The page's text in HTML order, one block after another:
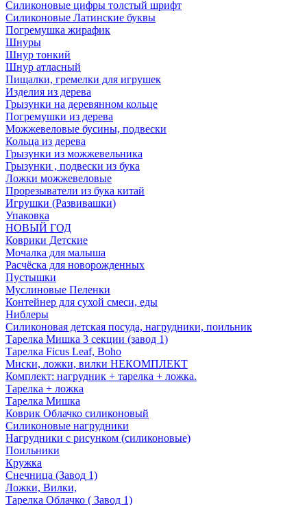
Силиконовые цифры толстый шрифт
Силиконовые Латинские буквы
Погремушка жирафик
Шнуры
Шнур тонкий
Шнур атласный
Пищалки, гремелки для игрушек
Изделия из дерева
Грызунки на деревянном кольце
Погремушки из дерева
Можжевеловые бусины, подвески
Кольца из дерева
Грызунки из можжевельника
Грызунки , подвески из бука
Ложки можжевеловые
Прорезыватели из бука китай
Игрушки (Развивашки)
Упаковка
НОВЫЙ ГОД
Коврики Детские
Мочалка для малыша
Расчёска для новорожденных
Пустышки
Муслиновые Пеленки
Контейнер для сухой смеси, еды
Ниблеры
Силиконовая детская посуда, нагрудники, поильник
Тарелка Мишка 3 секции (завод 1)
Тарелка Ficus Leaf, Boho
Миски, ложки, вилки НЕКОМПЛЕКТ
Комплект: нагрудник + тарелка + ложка.
Тарелка + ложка
Тарелка Мишка
Коврик Облачко силиконовый
Силиконовые нагрудники
Нагрудники с рисунком (силиконовые)
Поильники
Кружка
Снечница (Завод 1)
Ложки, Вилки,
Тарелка Облачко ( Завод 1)